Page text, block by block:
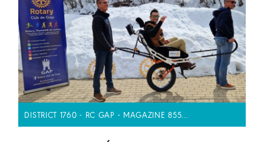
DISTRICT 1760 - RC GAP - MAGAZINE 855…